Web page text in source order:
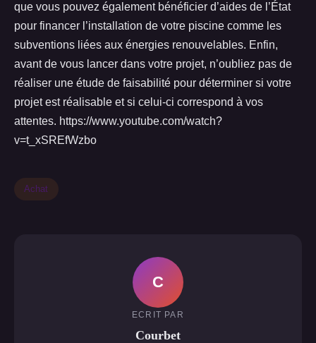
que vous pouvez également bénéficier d’aides de l’État
pour financer l’installation de votre piscine comme les
subventions liées aux énergies renouvelables. Enfin,
avant de vous lancer dans votre projet, n’oubliez pas de
réaliser une étude de faisabilité pour déterminer si votre
projet est réalisable et si celui-ci correspond à vos
attentes. https://www.youtube.com/watch?
v=t_xSREfWzbo
Achat
C
ECRIT PAR
Courbet